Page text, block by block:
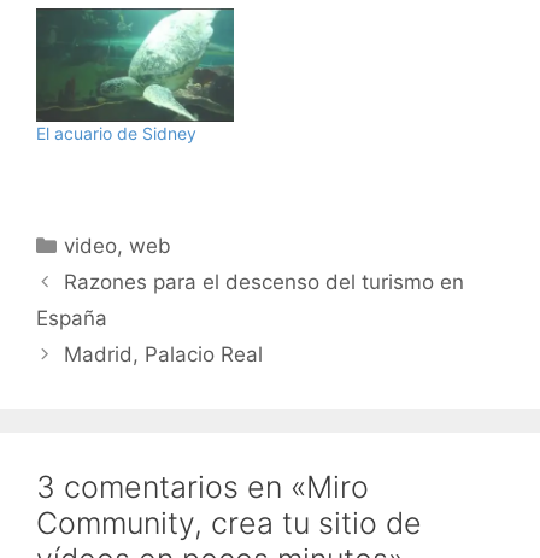
Esto es un videoblog de
viajes, donde muestro
mis viajes. Aquí están
todos los vídeos de los
viajes. Suscribiros a los
feeds RSS: Suscríbete a
El acuario de Sidney
Categorías
video,web
Razones para el descenso del turismo en
España
Madrid, Palacio Real
3 comentarios en «Miro
Community, crea tu sitio de